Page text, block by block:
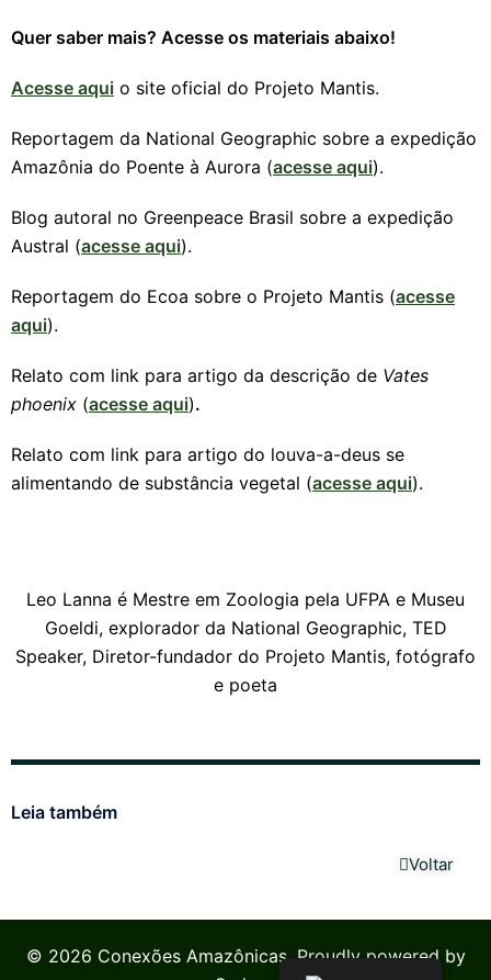
Quer saber mais? Acesse os materiais abaixo!
Acesse aqui o site oficial do Projeto Mantis.
Reportagem da National Geographic sobre a expedição
Amazônia do Poente à Aurora (acesse aqui).
Blog autoral no Greenpeace Brasil sobre a expedição
Austral (acesse aqui).
Reportagem do Ecoa sobre o Projeto Mantis (acesse
aqui).
Relato com link para artigo da descrição de Vates
phoenix (acesse aqui).
Relato com link para artigo do louva-a-deus se
alimentando de substância vegetal (acesse aqui).
Leo Lanna é Mestre em Zoologia pela UFPA e Museu
Goeldi, explorador da National Geographic, TED
Speaker, Diretor-fundador do Projeto Mantis, fotógrafo
e poeta
Leia também
Voltar
© 2026 Conexões Amazônicas. Proudly powered by